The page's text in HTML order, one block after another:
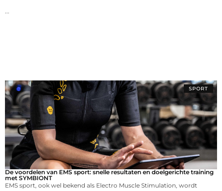
SPORT
De voordelen van EMS sport: snelle resultaten en doelgerichte training
met SYMBIONT
EMS sport, ook wel bekend als Electro Muscle Stimulation, wordt